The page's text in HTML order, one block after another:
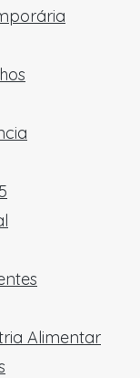
Alimentar